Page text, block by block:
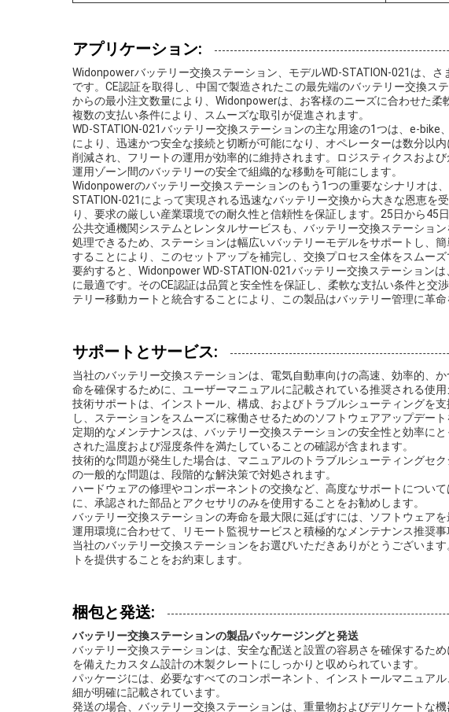
アプリケーション:
Widonpowerバッテリー交換ステーション、モデルWD-STATION-021は、
です。CE認証を取得し、中国で製造されたこの最先端のバッテリー交換
からの最小注文数量により、Widonpowerは、お客様のニーズに合わせた
複数の支払い条件により、スムーズな取引が促進されます。
WD-STATION-021バッテリー交換ステーションの主な用途の1つは、e-
により、迅速かつ安全な接続と切断が可能になり、オペレーターは数分以
削減され、フリートの運用が効率的に維持されます。ロジスティクスおよ
運用ゾーン間のバッテリーの安全で組織的な移動を可能にします。
Widonpowerのバッテリー交換ステーションのもう1つの重要なシナリオは
STATION-021によって実現される迅速なバッテリー交換から大きな恩恵
り、要求の厳しい産業環境での耐久性と信頼性を保証します。25日から45
公共交通機関システムとレンタルサービスも、バッテリー交換ステーショ
処理できるため、ステーションは幅広いバッテリーモデルをサポートし、
することにより、このセットアップを補完し、交換プロセス全体をスムーズ
要約すると、Widonpower WD-STATION-021バッテリー交換ステーション
に最適です。そのCE認証は品質と安全性を保証し、柔軟な支払い条件と
テリー移動カートと統合することにより、この製品はバッテリー管理に革
サポートとサービス:
当社のバッテリー交換ステーションは、電気自動車向けの高速、効率的、
命を確保するために、ユーザーマニュアルに記載されている推奨される使
技術サポートは、インストール、構成、およびトラブルシューティングを
し、ステーションをスムーズに稼働させるためのソフトウェアアップデート
定期的なメンテナンスは、バッテリー交換ステーションの安全性と効率に
された温度および湿度条件を満たしていることの確認が含まれます。
技術的な問題が発生した場合は、マニュアルのトラブルシューティングセ
の一般的な問題は、段階的な解決策で対処されます。
ハードウェアの修理やコンポーネントの交換など、高度なサポートについ
に、承認された部品とアクセサリのみを使用することをお勧めします。
バッテリー交換ステーションの寿命を最大限に延ばすには、ソフトウェア
運用環境に合わせて、リモート監視サービスと積極的なメンテナンス推奨事
当社のバッテリー交換ステーションをお選びいただきありがとうございま
トを提供することをお約束します。
梱包と発送:
バッテリー交換ステーションの製品パッケージングと発送
バッテリー交換ステーションは、安全な配送と設置の容易さを確保するた
を備えたカスタム設計の木製クレートにしっかりと収められています。
パッケージには、必要なすべてのコンポーネント、インストールマニュア
細が明確に記載されています。
発送の場合、バッテリー交換ステーションは、重量物およびデリケートな